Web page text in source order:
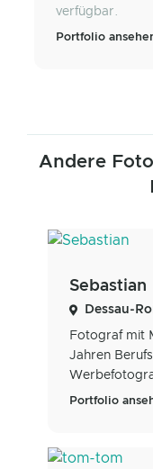
verfügbar.
Portfolio
Andere
Sebastian
Dessau-
Fotograf mit
Jahren
Portfolio